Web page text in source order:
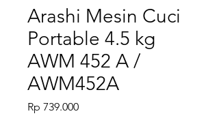
Arashi Mesin Cuci
Portable 4.5 kg
AWM 452 A /
AWM452A
Rp 739.000Harga